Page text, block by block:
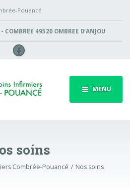
Pouancé
49520 OMBREE D’ANJOU
Facebook
MENU
soins
Combrée-Pouancé Nos soins